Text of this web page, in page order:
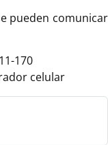
pueden comunicar
170
celular